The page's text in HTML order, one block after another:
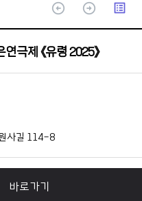
arrow_circle_up arrow_circle_up list_alt
극제 《유령 2025》
사길 114-8
바로가기